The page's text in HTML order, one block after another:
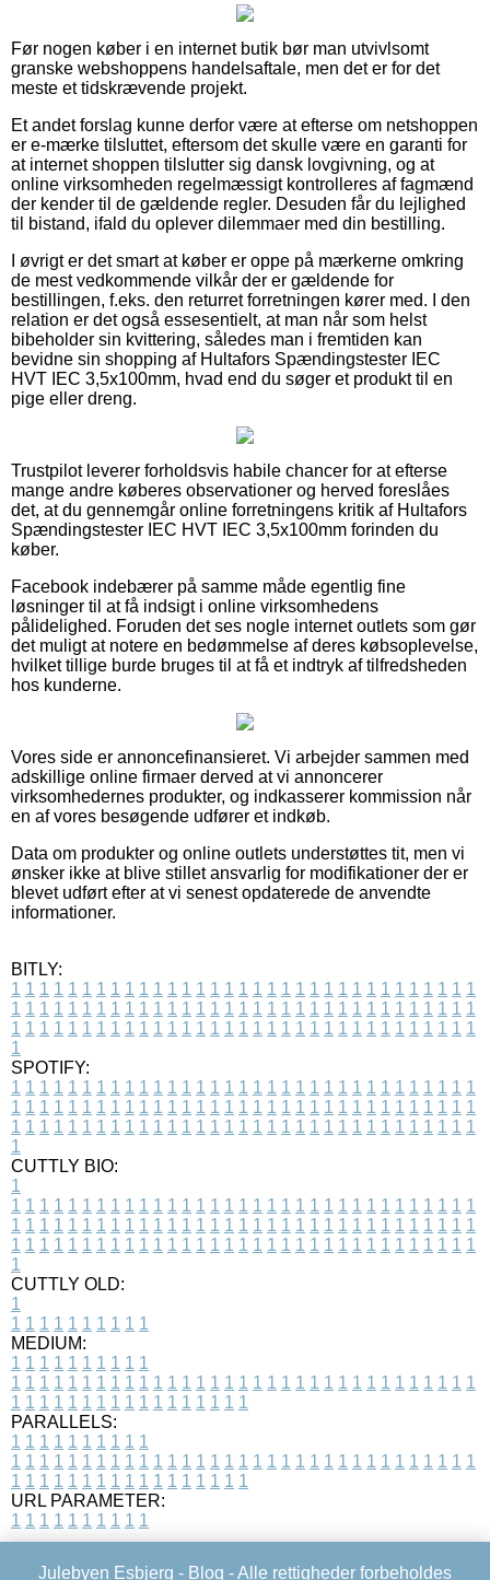
Før nogen køber i en internet butik bør man utvivlsomt
granske webshoppens handelsaftale, men det er for det
meste et tidskrævende projekt.
Et andet forslag kunne derfor være at efterse om netshoppen
er e-mærke tilsluttet, eftersom det skulle være en garanti for
at internet shoppen tilslutter sig dansk lovgivning, og at
online virksomheden regelmæssigt kontrolleres af fagmænd
der kender til de gældende regler. Desuden får du lejlighed
til bistand, ifald du oplever dilemmaer med din bestilling.
I øvrigt er det smart at køber er oppe på mærkerne omkring
de mest vedkommende vilkår der er gældende for
bestillingen, f.eks. den returret forretningen kører med. I den
relation er det også essesentielt, at man når som helst
bibeholder sin kvittering, således man i fremtiden kan
bevidne sin shopping af Hultafors Spændingstester IEC
HVT IEC 3,5x100mm, hvad end du søger et produkt til en
pige eller dreng.
Trustpilot leverer forholdsvis habile chancer for at efterse
mange andre køberes observationer og herved foreslåes
det, at du gennemgår online forretningens kritik af Hultafors
Spændingstester IEC HVT IEC 3,5x100mm forinden du
køber.
Facebook indebærer på samme måde egentlig fine
løsninger til at få indsigt i online virksomhedens
pålidelighed. Foruden det ses nogle internet outlets som gør
det muligt at notere en bedømmelse af deres købsoplevelse,
hvilket tillige burde bruges til at få et indtryk af tilfredsheden
hos kunderne.
Vores side er annoncefinansieret. Vi arbejder sammen med
adskillige online firmaer derved at vi annoncerer
virksomhedernes produkter, og indkasserer kommission når
en af vores besøgende udfører et indkøb.
Data om produkter og online outlets understøttes tit, men vi
ønsker ikke at blive stillet ansvarlig for modifikationer der er
blevet udført efter at vi senest opdaterede de anvendte
informationer.
BITLY:
1 1 1 1 1 1 1 1 1 1 1 1 1 1 1 1 1 1 1 1 1 1 1 1 1 1 1 1 1 1 1 1 1
1 1 1 1 1 1 1 1 1 1 1 1 1 1 1 1 1 1 1 1 1 1 1 1 1 1 1 1 1 1 1 1 1
1 1 1 1 1 1 1 1 1 1 1 1 1 1 1 1 1 1 1 1 1 1 1 1 1 1 1 1 1 1 1 1 1
1
SPOTIFY:
1 1 1 1 1 1 1 1 1 1 1 1 1 1 1 1 1 1 1 1 1 1 1 1 1 1 1 1 1 1 1 1 1
1 1 1 1 1 1 1 1 1 1 1 1 1 1 1 1 1 1 1 1 1 1 1 1 1 1 1 1 1 1 1 1 1
1 1 1 1 1 1 1 1 1 1 1 1 1 1 1 1 1 1 1 1 1 1 1 1 1 1 1 1 1 1 1 1 1
1
CUTTLY BIO:
1
1 1 1 1 1 1 1 1 1 1 1 1 1 1 1 1 1 1 1 1 1 1 1 1 1 1 1 1 1 1 1 1 1
1 1 1 1 1 1 1 1 1 1 1 1 1 1 1 1 1 1 1 1 1 1 1 1 1 1 1 1 1 1 1 1 1
1 1 1 1 1 1 1 1 1 1 1 1 1 1 1 1 1 1 1 1 1 1 1 1 1 1 1 1 1 1 1 1 1
1
CUTTLY OLD:
1
1 1 1 1 1 1 1 1 1 1
MEDIUM:
1 1 1 1 1 1 1 1 1 1
1 1 1 1 1 1 1 1 1 1 1 1 1 1 1 1 1 1 1 1 1 1 1 1 1 1 1 1 1 1 1 1 1
1 1 1 1 1 1 1 1 1 1 1 1 1 1 1 1 1
PARALLELS:
1 1 1 1 1 1 1 1 1 1
1 1 1 1 1 1 1 1 1 1 1 1 1 1 1 1 1 1 1 1 1 1 1 1 1 1 1 1 1 1 1 1 1
1 1 1 1 1 1 1 1 1 1 1 1 1 1 1 1 1
URL PARAMETER:
1 1 1 1 1 1 1 1 1 1
Julebyen Esbjerg - Blog - Alle rettigheder forbeholdes